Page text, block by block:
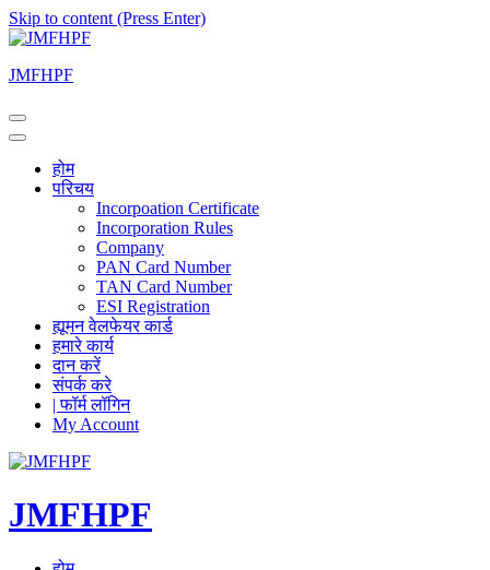
Skip to content (Press Enter)
JMFHPF
होम
परिचय
Incorpoation Certificate
Incorporation Rules
Company
PAN Card Number
TAN Card Number
ESI Registration
ह्यूमन वेलफेयर कार्ड
हमारे कार्य
दान करें
संपर्क करे
| फॉर्म लॉगिन
My Account
JMFHPF